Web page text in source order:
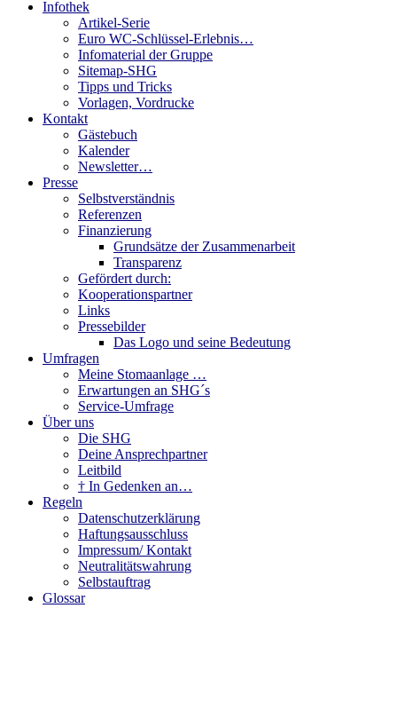
Infothek
Artikel-Serie
Euro WC-Schlüssel-Erlebnis…
Infomaterial der Gruppe
Sitemap-SHG
Tipps und Tricks
Vorlagen, Vordrucke
Kontakt
Gästebuch
Kalender
Newsletter…
Presse
Selbstverständnis
Referenzen
Finanzierung
Grundsätze der Zusammenarbeit
Transparenz
Gefördert durch:
Kooperationspartner
Links
Pressebilder
Das Logo und seine Bedeutung
Umfragen
Meine Stomaanlage …
Erwartungen an SHG´s
Service-Umfrage
Über uns
Die SHG
Deine Ansprechpartner
Leitbild
† In Gedenken an…
Regeln
Datenschutzerklärung
Haftungsausschluss
Impressum/ Kontakt
Neutralitätswahrung
Selbstauftrag
Glossar